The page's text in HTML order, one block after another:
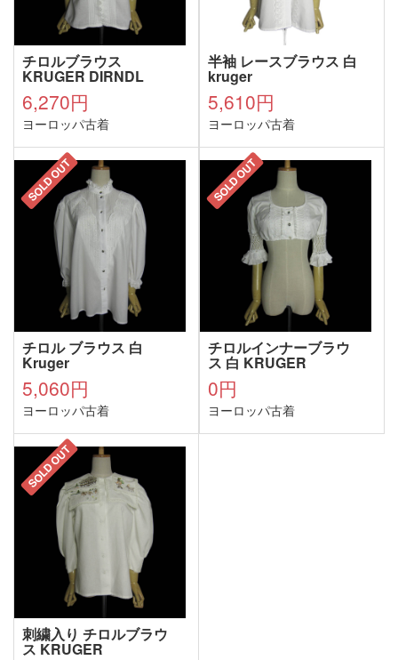
チロルブラウス
KRUGER DIRNDL
6,270円
ヨーロッパ古着
半袖 レースブラウス 白
kruger
5,610円
ヨーロッパ古着
SOLD OUT
チロル ブラウス 白
Kruger
5,060円
ヨーロッパ古着
SOLD OUT
チロルインナーブラウ
ス 白 KRUGER
0円
ヨーロッパ古着
SOLD OUT
刺繍入り チロルブラウ
ス KRUGER